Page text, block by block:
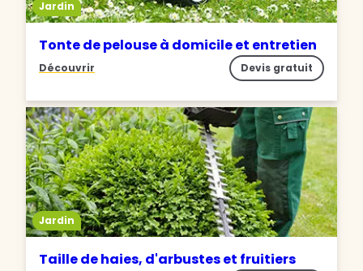
Jardin
Tonte de pelouse à domicile et entretien
Découvrir Devis gratuit
Jardin
Taille de haies, d'arbustes et fruitiers